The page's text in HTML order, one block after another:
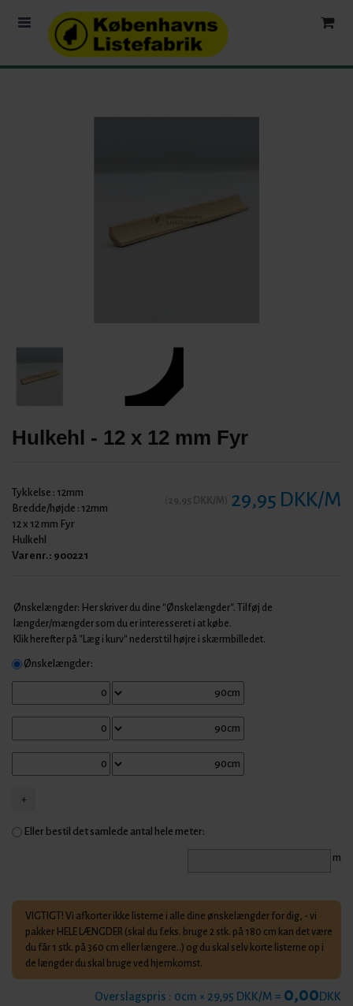
Hulkehl - 12 x 12 mm Fyr
Tykkelse : 12mm
Bredde/højde : 12mm
12 x 12 mm Fyr
Hulkehl
Varenr.: 900221
29,95 DKK/M
Ønskelængder: Her skriver du dine "Ønskelængder". Tilføj de
længder/mængder som du er interesseret i at købe.
Klik herefter på "Læg i kurv" nederst til højre i skærmbilledet.
Ønskelængder:
Eller bestil det samlede antal hele meter:
m
VIGTIGT! Vi afkorter ikke listerne i alle dine ønskelængder for dig, - vi
pakker HELE LÆNGDER (skal du f.eks. bruge 2 stk. på 180 cm kan det være
du får 1 stk. på 360 cm eller længere..) og du skal selv korte listerne op i
de længder du skal bruge ved hjemkomst.
Overslagspris : 0cm × 29,95 DKK/M = 0,00DKK